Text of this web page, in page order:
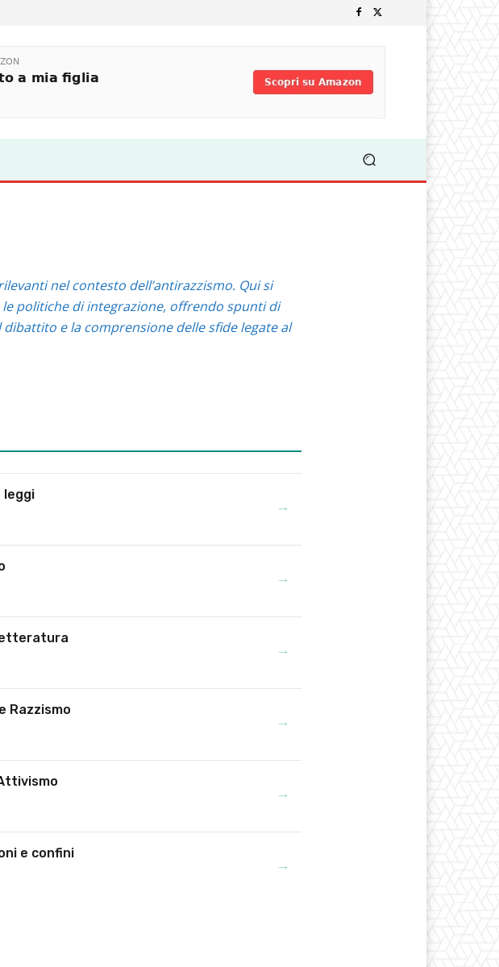
nel contesto dell’antirazzismo. Qui si
politiche di integrazione, offrendo spunti di
e la comprensione delle sfide legate al
leggi
→
→
→
Razzismo
→
→
e confini
→